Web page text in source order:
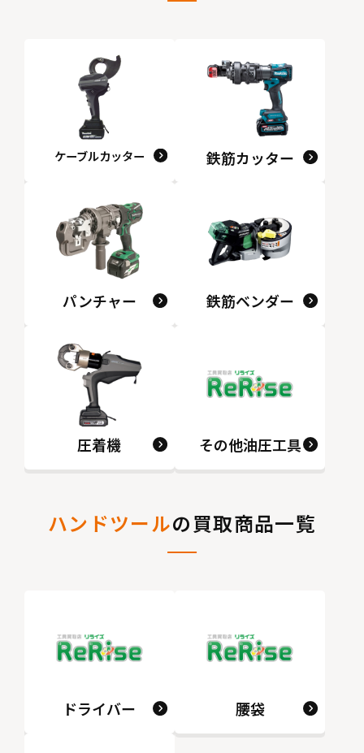
ケーブルカッター 鉄筋カッター
パンチャー 鉄筋ベンダー
圧着機 その他油圧工具
ハンドツールの買取商品一覧
ドライバー 腰袋